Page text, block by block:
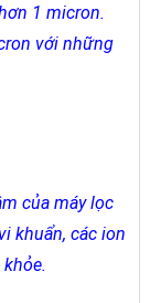
1 micron.
với những
của máy lọc
khuẩn, các ion